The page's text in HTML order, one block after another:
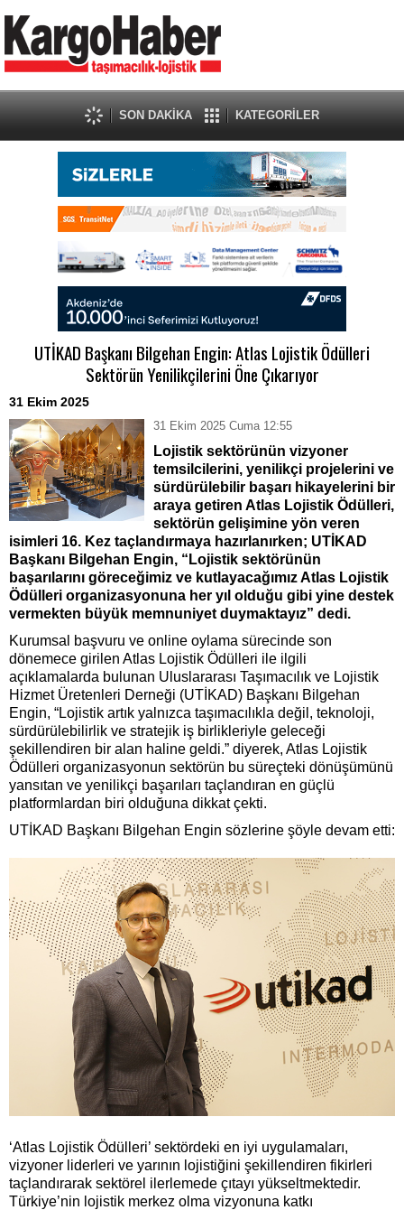
SON DAKİKA KATEGORİLER
UTİKAD Başkanı Bilgehan Engin: Atlas Lojistik Ödülleri
Sektörün Yenilikçilerini Öne Çıkarıyor
31 Ekim 2025
31 Ekim 2025 Cuma 12:55
Lojistik sektörünün vizyoner
temsilcilerini, yenilikçi projelerini ve
sürdürülebilir başarı hikayelerini bir
araya getiren Atlas Lojistik Ödülleri,
sektörün gelişimine yön veren
isimleri 16. Kez taçlandırmaya hazırlanırken; UTİKAD
Başkanı Bilgehan Engin, “Lojistik sektörünün
başarılarını göreceğimiz ve kutlayacağımız Atlas Lojistik
Ödülleri organizasyonuna her yıl olduğu gibi yine destek
vermekten büyük memnuniyet duymaktayız” dedi.
Kurumsal başvuru ve online oylama sürecinde son
dönemece girilen Atlas Lojistik Ödülleri ile ilgili
açıklamalarda bulunan Uluslararası Taşımacılık ve Lojistik
Hizmet Üretenleri Derneği (UTİKAD) Başkanı Bilgehan
Engin, “Lojistik artık yalnızca taşımacılıkla değil, teknoloji,
sürdürülebilirlik ve stratejik iş birlikleriyle geleceği
şekillendiren bir alan haline geldi.” diyerek, Atlas Lojistik
Ödülleri organizasyonun sektörün bu süreçteki dönüşümünü
yansıtan ve yenilikçi başarıları taçlandıran en güçlü
platformlardan biri olduğuna dikkat çekti.
UTİKAD Başkanı Bilgehan Engin sözlerine şöyle devam etti:
‘Atlas Lojistik Ödülleri’ sektördeki en iyi uygulamaları,
vizyoner liderleri ve yarının lojistiğini şekillendiren fikirleri
taçlandırarak sektörel ilerlemede çıtayı yükseltmektedir.
Türkiye’nin lojistik merkez olma vizyonuna katkı